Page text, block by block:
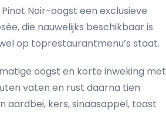
Noir-oogst een exclusieve
die nauwelijks beschikbaar is
op toprestaurantmenu’s staat.
oogst en korte inweking met
vaten en rust daarna tien
aardbei, kers, sinaasappel, toast